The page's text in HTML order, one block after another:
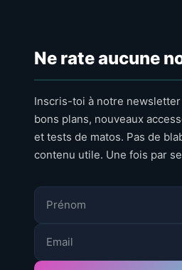
Ne rate aucune
Inscris-toi à notre
bons plans, nouveaux
et tests de matos. Pas de
contenu utile. Une fois par